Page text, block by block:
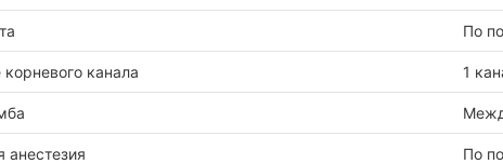
По
канала 1
анестезия По